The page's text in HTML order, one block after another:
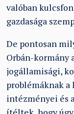
valóban
gazdasága
De pontosan
Orbán-kormány
jogállamisági,
problémáknak a
intézményei és